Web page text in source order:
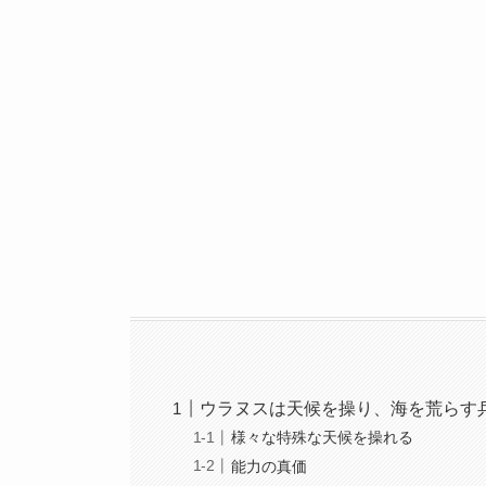
ウラヌスは天候を操り、海を荒らす
様々な特殊な天候を操れる
能力の真価